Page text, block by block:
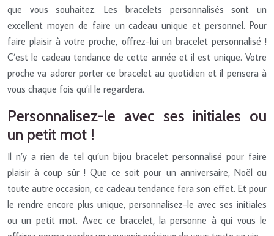
que vous souhaitez. Les bracelets personnalisés sont un
excellent moyen de faire un cadeau unique et personnel. Pour
faire plaisir à votre proche, offrez-lui un bracelet personnalisé !
C’est le cadeau tendance de cette année et il est unique. Votre
proche va adorer porter ce bracelet au quotidien et il pensera à
vous chaque fois qu’il le regardera.
Personnalisez-le avec ses initiales ou
un petit mot !
Il n’y a rien de tel qu’un bijou bracelet personnalisé pour faire
plaisir à coup sûr ! Que ce soit pour un anniversaire, Noël ou
toute autre occasion, ce cadeau tendance fera son effet. Et pour
le rendre encore plus unique, personnalisez-le avec ses initiales
ou un petit mot. Avec ce bracelet, la personne à qui vous le